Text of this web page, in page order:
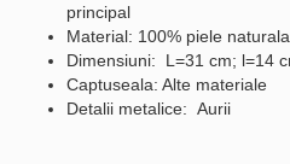
principal
Material: 100% piele naturala
Dimensiuni: L=31 cm; l=14
Captuseala: Alte materiale
Detalii metalice: Aurii